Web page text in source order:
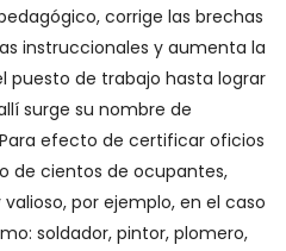
corrige las brechas
instruccionales y aumenta la
puesto de trabajo hasta lograr
surge su nombre de
efecto de certificar oficios
de cientos de ocupantes,
por ejemplo, en el caso
soldador, pintor, plomero,